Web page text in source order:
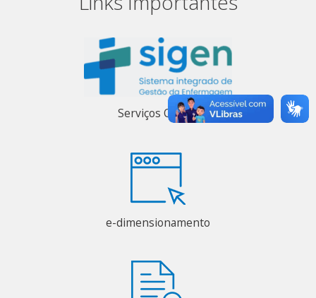
Serviços Online
e-dimensionamento